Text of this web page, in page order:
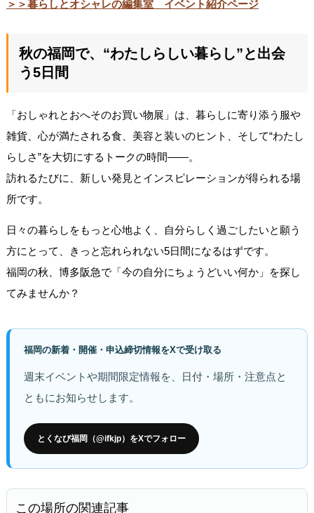
＞＞暮らしとオシャレの編集室 イベント紹介ページ
秋の福岡で、“わたしらしい暮らし”と出会
う5日間
「おしゃれとおへそのお買い物展」は、暮らしに寄り添う服や
雑貨、心が満たされる食、美容と装いのヒント、そして“わたし
らしさ”を大切にするトークの時間——。
訪れるたびに、新しい発見とインスピレーションが得られる場
所です。
日々の暮らしをもっと心地よく、自分らしく過ごしたいと願う
方にとって、きっと忘れられない5日間になるはずです。
福岡の秋、博多阪急で「今の自分にちょうどいい何か」を探し
てみませんか？
福岡の新着・開催・申込締切情報をXで受け取る
週末イベントや期間限定情報を、日付・場所・注意点と
ともにお知らせします。
とくなび福岡（@ifkjp）をXでフォロー
この場所の関連記事